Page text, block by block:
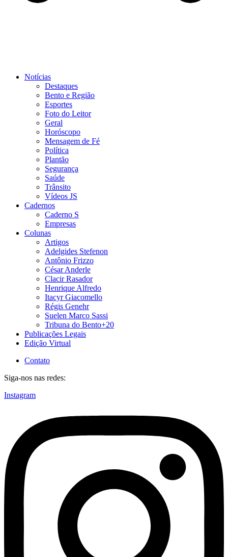
Notícias
Destaques
Bento e Região
Esportes
Foto do Leitor
Geral
Horóscopo
Mensagem de Fé
Política
Plantão
Segurança
Saúde
Trânsito
Vídeos JS
Cadernos
Caderno S
Empresas
Colunas
Artigos
Adelgides Stefenon
Antônio Frizzo
César Anderle
Clacir Rasador
Henrique Alfredo
Itacyr Giacomello
Régis Genehr
Suelen Marco Sassi
Tribuna do Bento+20
Publicações Legais
Edição Virtual
Contato
Siga-nos nas redes:
Instagram